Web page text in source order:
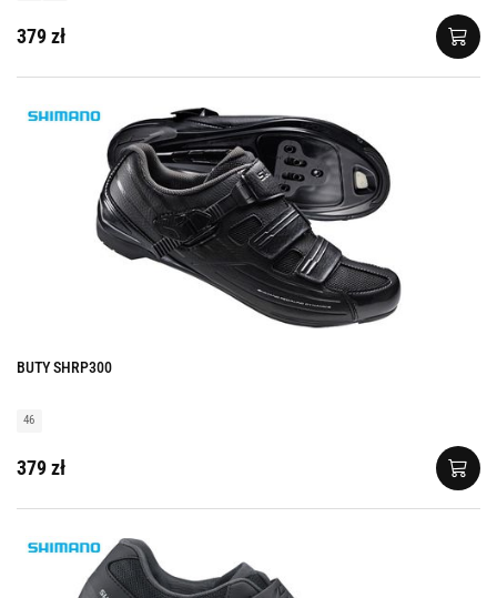
379 zł
BUTY SHRP300
46
379 zł